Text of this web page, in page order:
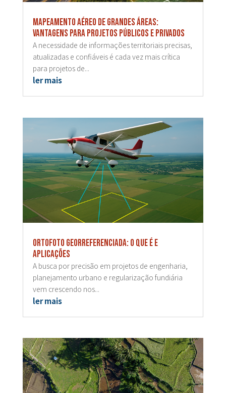
Mapeamento aéreo de grandes áreas:
vantagens para projetos públicos e privados
A necessidade de informações territoriais precisas,
atualizadas e confiáveis é cada vez mais crítica
para projetos de...
ler mais
Ortofoto georreferenciada: o que é e
aplicações
A busca por precisão em projetos de engenharia,
planejamento urbano e regularização fundiária
vem crescendo nos...
ler mais